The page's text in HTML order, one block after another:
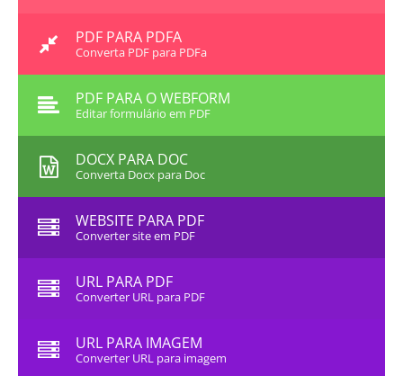
PDF PARA PDFA
Converta PDF para PDFa
PDF PARA O WEBFORM
Editar formulário em PDF
DOCX PARA DOC
Converta Docx para Doc
WEBSITE PARA PDF
Converter site em PDF
URL PARA PDF
Converter URL para PDF
URL PARA IMAGEM
Converter URL para imagem